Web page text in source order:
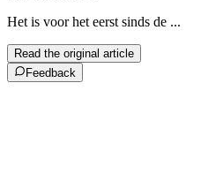
Het is voor het eerst sinds de ...
Read the original article
Feedback